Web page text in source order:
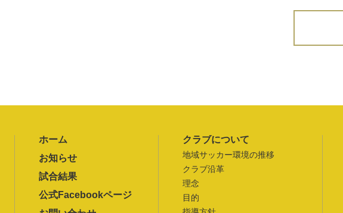
ホーム
お知らせ
試合結果
公式Facebookページ
クラブについて
地域サッカー環境の推移
クラブ沿革
理念
目的